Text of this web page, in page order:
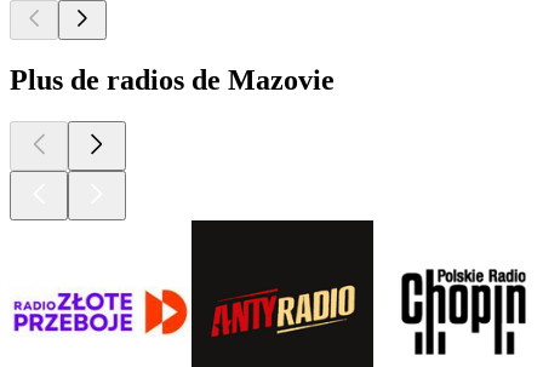
Plus de radios de Mazovie